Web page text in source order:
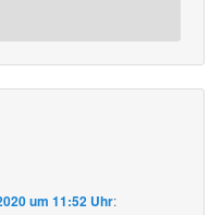
um 11:52 Uhr: